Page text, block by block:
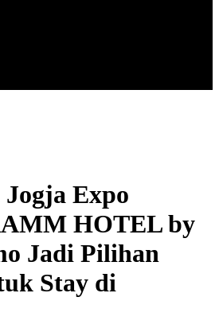
Expo
HOTEL by
Jadi Pilihan
Stay di